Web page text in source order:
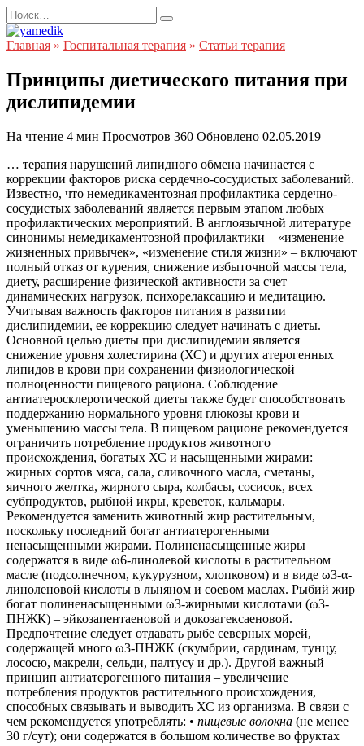
Перейти
к
содержанию
Search
for:
Главная » Госпитальная терапия » Статьи терапия
Принципы диетического питания при
дислипидемии
На чтение 4 мин Просмотров 360 Обновлено 02.05.2019
… терапия нарушений липидного обмена начинается с
коррекции факторов риска сердечно-сосудистых заболеваний.
Известно, что немедикаментозная профилактика сердечно-
сосудистых заболеваний является первым этапом любых
профилактических мероприятий. В англоязычной литературе
синонимы немедикаментозной профилактики – «изменение
жизненных привычек», «изменение стиля жизни» – включают
полный отказ от курения, снижение избыточной массы тела,
диету, расширение физической активности за счет
динамических нагрузок, психорелаксацию и медитацию.
Учитывая важность факторов питания в развитии
дислипидемии, ее коррекцию следует начинать с диеты.
Основной целью диеты при дислипидемии является
снижение уровня холестирина (ХС) и других атерогенных
липидов в крови при сохранении физиологической
полноценности пищевого рациона. Соблюдение
антиатеросклеротической диеты также будет способствовать
поддержанию нормального уровня глюкозы крови и
уменьшению массы тела. В пищевом рационе рекомендуется
ограничить потребление продуктов животного
происхождения, богатых ХС и насыщенными жирами:
жирных сортов мяса, сала, сливочного масла, сметаны,
яичного желтка, жирного сыра, колбасы, сосисок, всех
субпродуктов, рыбной икры, креветок, кальмары.
Рекомендуется заменить животный жир растительным,
поскольку последний богат антиатерогенными
ненасыщенными жирами. Полиненасыщенные жиры
содержатся в виде ω6-линолевой кислоты в растительном
масле (подсолнечном, кукурузном, хлопковом) и в виде ω3-α-
линоленовой кислоты в льняном и соевом маслах. Рыбий жир
богат полиненасыщенными ω3-жирными кислотами (ω3-
ПНЖК) – эйкозапентаеновой и докозагексаеновой.
Предпочтение следует отдавать рыбе северных морей,
содержащей много ω3-ПНЖК (скумбрии, сардинам, тунцу,
лососю, макрели, сельди, палтусу и др.). Другой важный
принцип антиатерогенного питания – увеличение
потребления продуктов растительного происхождения,
способных связывать и выводить ХС из организма. В связи с
чем рекомендуется употреблять: • пищевые волокна (не менее
30 г/сут); они содержатся в большом количестве во фруктах